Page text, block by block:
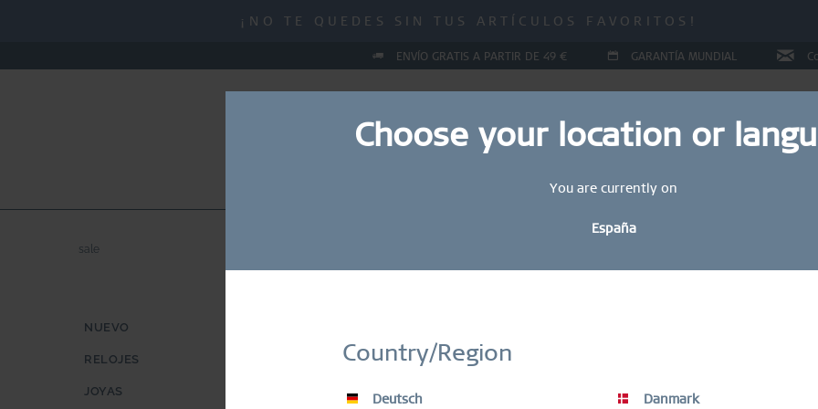
Choose your location or
You are currently on
España
Country/Region
Deutsch Danmark
¡NO TE QUEDES SIN TUS ARTÍCULOS FAVORITOS!
ENVÍO GRATIS A PARTIR DE 49 € GARANTÍA MUNDIAL
RING CONFIGURATOR
sale
NUEVO
RELOJES
JOYAS
Diseños seleccionados a precios especiales, que ofrecen una elegancia